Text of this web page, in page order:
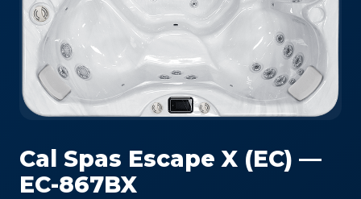
Cal Spas Escape X (EC) —
EC-867BX